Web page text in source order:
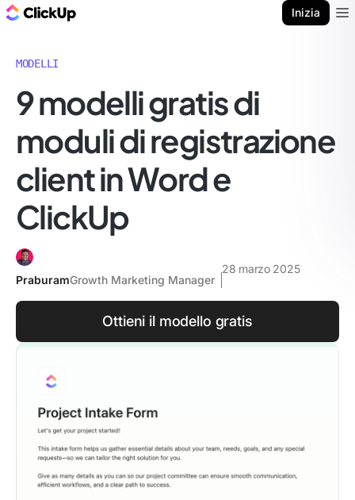
Inizia
MODELLI
9 modelli gratis di
moduli di registrazione
client in Word e
ClickUp
PraburamGrowth Marketing Manager
28 marzo 2025
Ottieni il modello gratis